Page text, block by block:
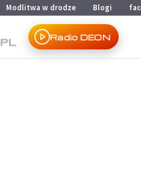
Modlitwa w drodze Blogi
Radio DEON